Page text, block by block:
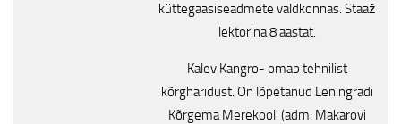
küttegaasiseadmete valdkonnas. Staaž
lektorina 8 aastat.
Kalev Kangro- omab tehnilist
kõrgharidust. On lõpetanud Leningradi
Kõrgema Merekooli (adm. Makarovi